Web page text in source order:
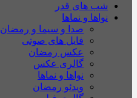
شب های قدر
نواها و نماها
صدا و سیما و رمضان
فایل های صوتی
عکس رمضان
گالری عکس
نواها و نماها
ویدئو رمضان